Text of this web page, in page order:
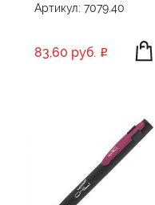
Артикул: 7079.40
83,60 руб.